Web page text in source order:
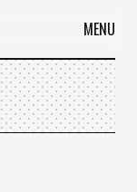
MENU